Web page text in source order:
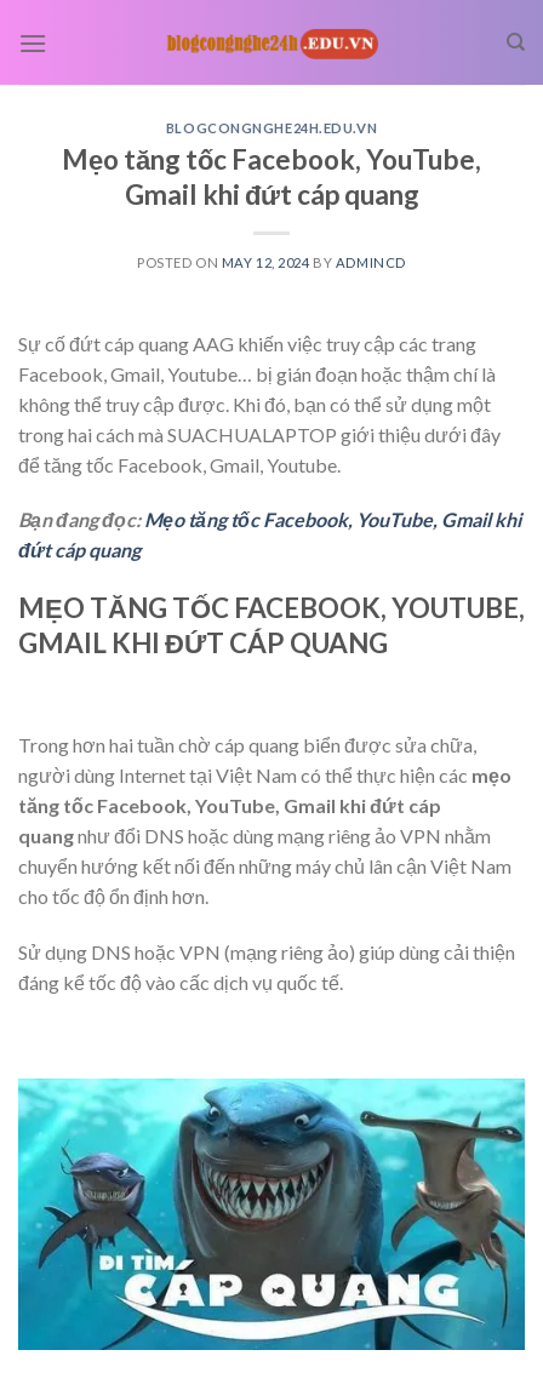
BLOGCONGNGHE24H.EDU.VN
Mẹo tăng tốc Facebook, YouTube,
Gmail khi đứt cáp quang
POSTED ON MAY 12, 2024 BY ADMINCD
Sự cố đứt cáp quang AAG khiến việc truy cập các trang
Facebook, Gmail, Youtube… bị gián đoạn hoặc thậm chí là
không thể truy cập được. Khi đó, bạn có thể sử dụng một
trong hai cách mà SUACHUALAPTOP giới thiệu dưới đây
để tăng tốc Facebook, Gmail, Youtube.
Bạn đang đọc:Mẹo tăng tốc Facebook, YouTube, Gmail khi
đứt cáp quang
MẸO TĂNG TỐC FACEBOOK, YOUTUBE,
GMAIL KHI ĐỨT CÁP QUANG
Trong hơn hai tuần chờ cáp quang biển được sửa chữa,
người dùng Internet tại Việt Nam có thể thực hiện các mẹo
tăng tốc Facebook, YouTube, Gmail khi đứt cáp
quangnhư đổi DNS hoặc dùng mạng riêng ảo VPN nhằm
chuyển hướng kết nối đến những máy chủ lân cận Việt Nam
cho tốc độ ổn định hơn.
Sử dụng DNS hoặc VPN (mạng riêng ảo) giúp dùng cải thiện
đáng kể tốc độ vào cấc dịch vụ quốc tế.